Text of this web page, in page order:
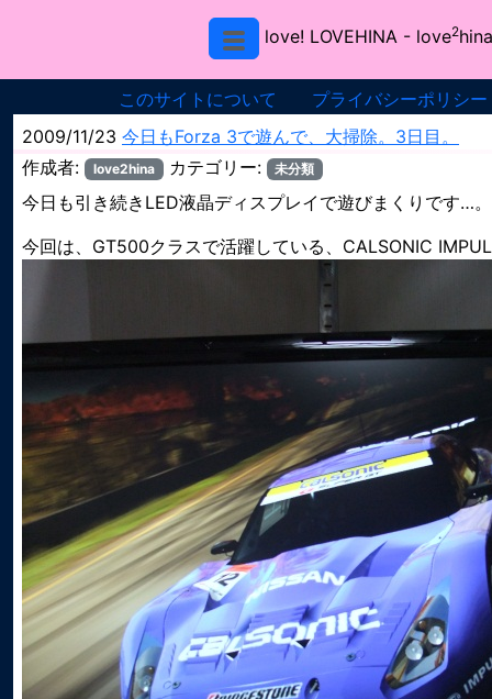
love! LOVEHINA - love2
このサイトについて
プライバシーポリシー
2009/11/23 今日もForza 3で遊んで、大掃除。3日目。
作成者:
love2hina カテゴリー: 未分類
今日も引き続きLED液晶ディスプレイで遊びまくりです…。
今回は、GT500クラスで活躍している、CALSONIC